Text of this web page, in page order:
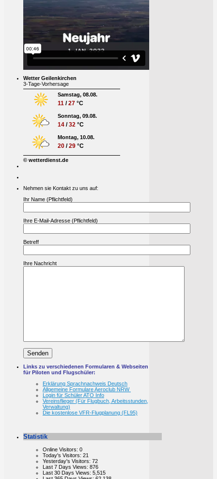
Wetter Geilenkirchen
3-Tage-Vorhersage
Samstag, 08.08.
11 /27 °C
Sonntag, 09.08.
14 /32 °C
Montag, 10.08.
20 /29 °C
© wetterdienst.de
Nehmen sie Kontakt zu uns auf:
Ihr Name (Pflichtfeld)
Ihre E-Mail-Adresse (Pflichtfeld)
Betreff
Ihre Nachricht
Links zu verschiedenen Formularen & Webseiten
für Piloten und Flugschüler:
Erklärung Sprachnachweis Deutsch
Allgemeine Formulare Aeroclub NRW
Login für Schüler ATO Info
Vereinsflieger (Für Flugbuch, Arbeitsstunden,
Verwaltung)
Die kostenlose VFR-Flugplanung (FL95)
Statistik
Online Visitors: 0
Today's Visitors: 21
Yesterday's Visitors: 72
Last 7 Days Views: 876
Last 30 Days Views: 5,515